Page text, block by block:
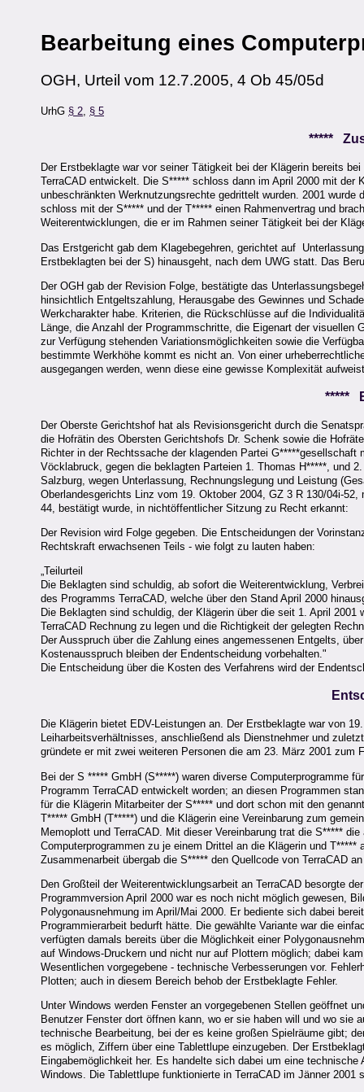
Bearbeitung eines
OGH, Urteil vom 12.7.2005, 4 Ob 45/05d
UrhG § 2, § 5
*****
Der Erstbeklagte war vor seiner Tätigkeit bei der Klägerin bereits
TerraCAD entwickelt. Die S***** schloss dann im April 2000 mit der
unbeschränkten Werknutzungsrechte gedrittelt wurden. 2001
schloss mit der S***** und der T***** einen Rahmenvertrag und
Weiterentwicklungen, die er im Rahmen seiner Tätigkeit bei der
Das Erstgericht gab dem Klagebegehren, gerichtet auf
Erstbeklagten bei der S) hinausgeht, nach dem UWG statt. Das
Der OGH gab der Revision Folge, bestätigte das
hinsichtlich Entgeltszahlung, Herausgabe des Gewinnes und
Werkcharakter habe. Kriterien, die Rückschlüsse auf die
Länge, die Anzahl der Programmschritte, die Eigenart der
zur Verfügung stehenden Variationsmöglichkeiten sowie die
bestimmte Werkhöhe kommt es nicht an. Von einer
ausgegangen werden, wenn diese eine gewisse Komplexität
*****
Der Oberste Gerichtshof hat als Revisionsgericht durch die
die Hofrätin des Obersten Gerichtshofs Dr. Schenk sowie die
Richter in der Rechtssache der klagenden Partei
Vöcklabruck, gegen die beklagten Parteien 1. Thomas H*****, und
Salzburg, wegen Unterlassung, Rechnungslegung und Leistung
Oberlandesgerichts Linz vom 19. Oktober 2004, GZ 3 R 130/04i-
44, bestätigt wurde, in nichtöffentlicher Sitzung zu Recht erkannt:
Der Revision wird Folge gegeben. Die Entscheidungen der
Rechtskraft erwachsenen Teils - wie folgt zu lauten haben:
„Teilurteil
Die Beklagten sind schuldig, ab sofort die Weiterentwicklung,
des Programms TerraCAD, welche über den Stand April 2000
Die Beklagten sind schuldig, der Klägerin über die seit 1. April
TerraCAD Rechnung zu legen und die Richtigkeit der gelegten
Der Ausspruch über die Zahlung eines angemessenen Entgelts,
Kostenausspruch bleiben der Endentscheidung vorbehalten."
Die Entscheidung über die Kosten des Verfahrens wird der
Die Klägerin bietet EDV-Leistungen an. Der Erstbeklagte war von
Leiharbeitsverhältnisses, anschließend als Dienstnehmer und
gründete er mit zwei weiteren Personen die am 23. März 2001
Bei der S ***** GmbH (S*****) waren diverse Computerprogramme
Programm TerraCAD entwickelt worden; an diesen Programmen
für die Klägerin Mitarbeiter der S***** und dort schon mit den
T***** GmbH (T*****) und die Klägerin eine Vereinbarung zum
Memoplott und TerraCAD. Mit dieser Vereinbarung trat die S*****
Computerprogrammen zu je einem Drittel an die Klägerin und
Zusammenarbeit übergab die S***** den Quellcode von TerraCAD
Den Großteil der Weiterentwicklungsarbeit an TerraCAD besorgte
Programmversion April 2000 war es noch nicht möglich gewesen,
Polygonausnehmung im April/Mai 2000. Er bediente sich dabei
Programmierarbeit bedurft hätte. Die gewählte Variante war die
verfügten damals bereits über die Möglichkeit einer
auf Windows-Druckern und nicht nur auf Plottern möglich; dabei
Wesentlichen vorgegebene - technische Verbesserungen vor.
Plotten; auch in diesem Bereich behob der Erstbeklagte Fehler.
Unter Windows werden Fenster an vorgegebenen Stellen geöffnet
Benutzer Fenster dort öffnen kann, wo er sie haben will und wo sie
technische Bearbeitung, bei der es keine großen Spielräume gibt;
es möglich, Ziffern über eine Tablettlupe einzugeben. Der
Eingabemöglichkeit her. Es handelte sich dabei um eine
Windows. Die Tablettlupe funktionierte in TerraCAD im Jänner 2001